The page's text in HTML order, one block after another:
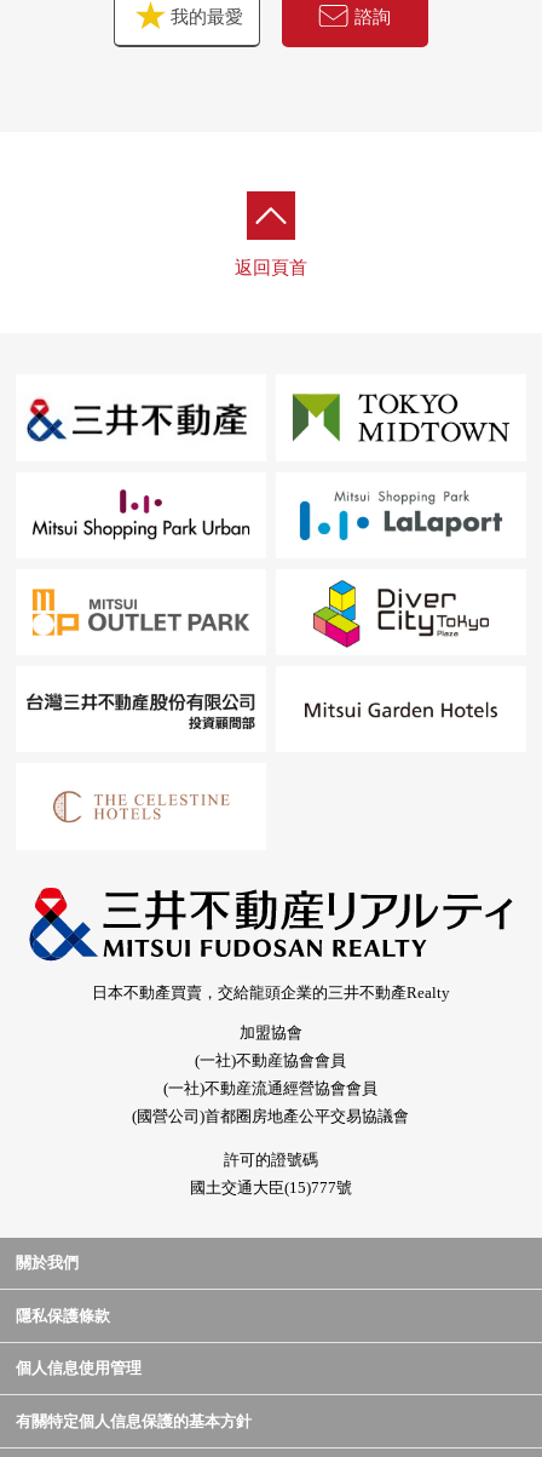
我的最愛 諮詢
返回頁首
日本不動產買賣，交給龍頭企業的三井不動產Realty
加盟協會
(一社)不動産協會會員
(一社)不動産流通經營協會會員
(國營公司)首都圈房地產公平交易協議會
許可的證號碼
國土交通大臣(15)777號
關於我們
隱私保護條款
個人信息使用管理
有關特定個人信息保護的基本方針